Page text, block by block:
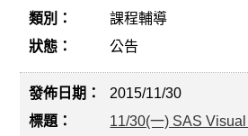
課程輔導
公告
2015/11/30
11/30(一) SAS